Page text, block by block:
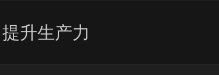
提升生产力